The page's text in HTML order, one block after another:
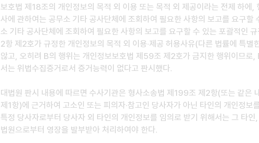
보호법 제18조의 개인정보의 목적 외 이용 또는 목적 외 제공이라는 전제 하에
사에 관하여는 공무소 기타 공사단체에 조회하여 필요한 사항의 보고를 요구할
소 기타 공사단체에 조회하여 필요한 사항의 보고를 요구할 수 있는 포괄적인
2항 제2호가 규정한 개인정보의 목적 외 이용·제공 허용사유(다른 법률에 특별
않고, 오히려 B의 행위는 개인정보보호법 제59조 제2호가 금지한 행위이므로,
서는 위법수집증거로서 증거능력이 없다고 판시했다.
대법원 판시 내용에 따르면 수사기관은 형사소송법 제199조 제2항(또는 같은
제1항)에 근거하여 고소인 또는 피의자·참고인 당사자가 아닌 타인의 개인정보
특정 당사자로부터 당사자 외 타인의 개인정보를 임의로 받기 위해서는 그 타
법원으로부터 영장을 발부받아 처리하여야 한다.